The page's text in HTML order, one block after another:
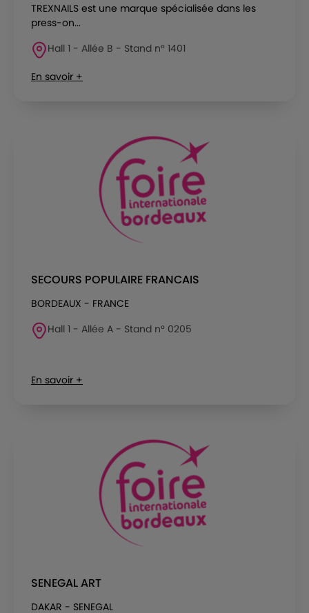
TREXNAILS est une marque spécialisée dans les
press-on...
Hall 1 - Allée B - Stand n° 1401
En savoir +
SECOURS POPULAIRE FRANCAIS
BORDEAUX - FRANCE
Hall 1 - Allée A - Stand n° 0205
En savoir +
SENEGAL ART
DAKAR - SENEGAL